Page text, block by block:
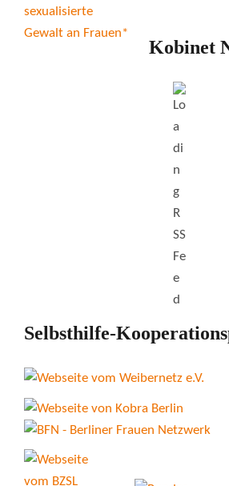
Kobinet
Selbsthilfe-